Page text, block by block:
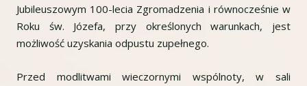
Jubileuszowym 100-lecia Zgromadzenia i równocześnie w
Roku św. Józefa, przy określonych warunkach, jest
możliwość uzyskania odpustu zupełnego.
Przed modlitwami wieczornymi wspólnoty, w sali